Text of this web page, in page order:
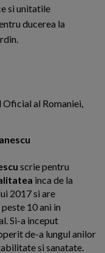
si unitatile
ducerea la
al Romaniei,
scrie pentru
inca de la
2017 si are
10 ani in
Si-a inceput
de-a lungul anilor
si sanatate.